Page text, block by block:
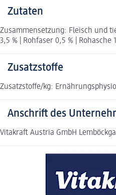
Zutaten
Zusammensetzung: Fleisch und
3,5 % | Rohfaser 0,5 % | Rohasche
Zusatzstoffe
Zusatzstoffe/kg:
Anschrift des
Vitakraft Austria GmbH